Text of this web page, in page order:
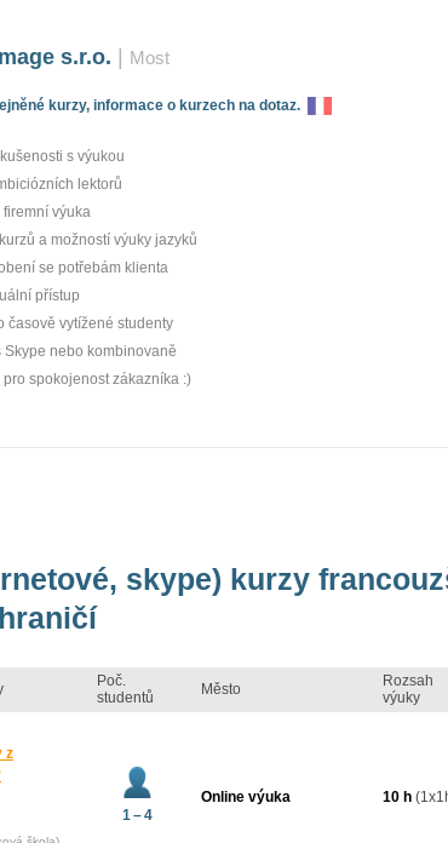
s.r.o. Most
kurzy, informace o kurzech na dotaz.
s výukou
lektorů
výuka
a možností výuky jazyků
se potřebám klienta
přístup
časově vytížené studenty
Skype nebo kombinovaně
spokojenost zákazníka :)
skype) kurzy
Poč.
studentů
Město
Rozsah
výuky
z
1 – 4
Online výuka 10 h